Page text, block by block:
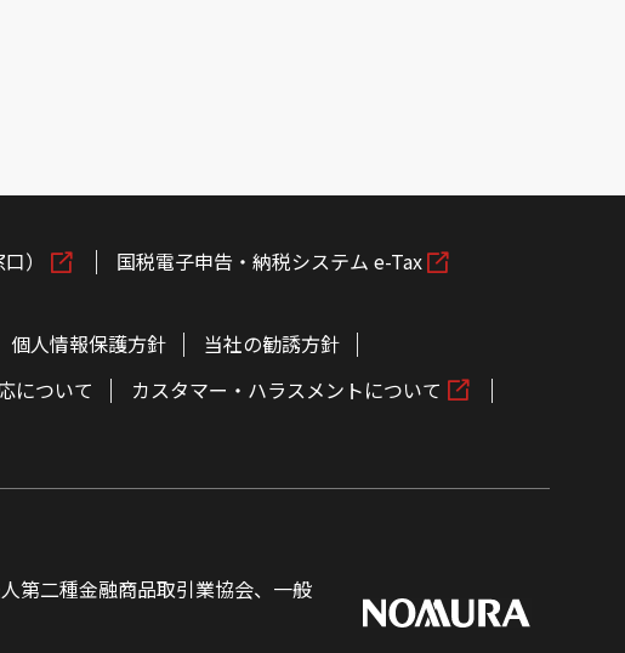
） 国税電子申告・納税システム e-Tax
個人情報保護方針
当社の勧誘方針
について
カスタマー・ハラスメントについて
第二種金融商品取引業協会、一般